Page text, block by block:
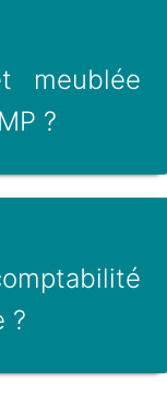
meublée
?
?